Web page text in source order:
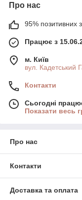
Про нас
95% позитивних з
Працює з
м. Київ
вул. Кадетський
Контакти
Сьогодні
Показати весь
Про нас
Контакти
Доставка та оплата